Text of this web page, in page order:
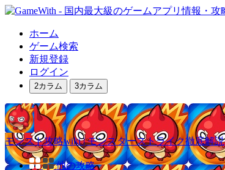
ホーム
ゲーム検索
新規登録
ログイン
2カラム 3カラム
モンスト攻略wiki | モンスターストライク徹底解説
他の攻略